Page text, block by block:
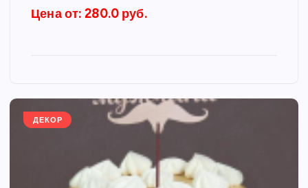
Цена от: 280.0 руб.
ДЕКОР